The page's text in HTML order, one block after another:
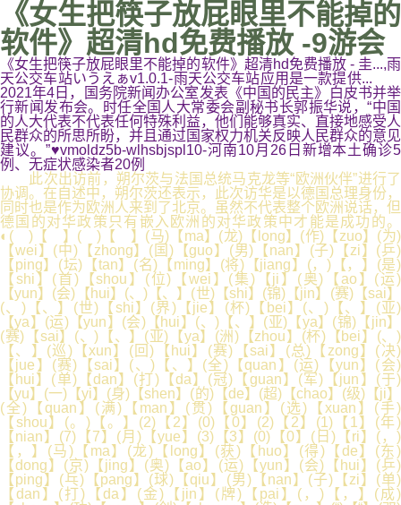
《女生把筷子放屁眼里不能掉的
软件》超清hd免费播放 -9游会
《女生把筷子放屁眼里不能掉的软件》超清hd免费播放 - 圭...,雨
天公交车站いうえぁv1.0.1-雨天公交车站应用是一款提供...
2021年4日，国务院新闻办公室发表《中国的民主》白皮书并举
行新闻发布会。时任全国人大常委会副秘书长郭振华说，“中国
的人大代表不代表任何特殊利益，他们能够真实、直接地感受人
民群众的所思所盼，并且通过国家权力机关反映人民群众的意见
建议。”♥vmoldz5b-wlhsbjspl10-河南10月26日新增本土确诊5
例、无症状感染者20例
此次出访前，朔尔茨与法国总统马克龙等“欧洲伙伴”进行了
协调。在自述中，朔尔茨还表示，此次访华是以德国总理身份，
同时也是作为欧洲人来到了北京。虽然不代表整个欧洲说话，但
德国的对华政策只有嵌入欧洲的对华政策中才能是成功的。
◐( )【 】( )【 】(马)【ma】(龙)【long】(作)【zuo】(为)
【wei】(中)【zhong】(国)【guo】(男)【nan】(子)【zi】(乒)
【ping】(坛)【tan】(名)【ming】(将)【jiang】(，)【，】(是)
【shi】(首)【shou】(位)【wei】(集)【ji】(奥)【ao】(运)
【yun】(会)【hui】(、)【、】(世)【shi】(锦)【jin】(赛)【sai】
(、)【、】(世)【shi】(界)【jie】(杯)【bei】(、)【、】(亚)
【ya】(运)【yun】(会)【hui】(、)【、】(亚)【ya】(锦)【jin】
(赛)【sai】(、)【、】(亚)【ya】(洲)【zhou】(杯)【bei】(、)
【、】(巡)【xun】(回)【hui】(赛)【sai】(总)【zong】(决)
【jue】(赛)【sai】(、)【、】(全)【quan】(运)【yun】(会)
【hui】(单)【dan】(打)【da】(冠)【guan】(军)【jun】(于)
【yu】(一)【yi】(身)【shen】(的)【de】(超)【chao】(级)【ji】
(全)【quan】(满)【man】(贯)【guan】(选)【xuan】(手)
【shou】(。)【。】(2)【2】(0)【0】(2)【2】(1)【1】(年)
【nian】(7)【7】(月)【yue】(3)【3】(0)【0】(日)【ri】(，)
【，】(马)【ma】(龙)【long】(获)【huo】(得)【de】(东)
【dong】(京)【jing】(奥)【ao】(运)【yun】(会)【hui】(乒)
【ping】(乓)【pang】(球)【qiu】(男)【nan】(子)【zi】(单)
【dan】(打)【da】(金)【jin】(牌)【pai】(，)【，】(成)